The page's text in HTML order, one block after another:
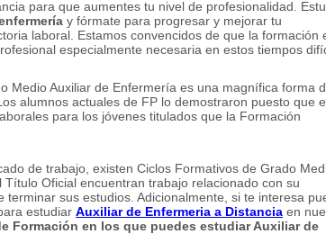
para que aumentes tu nivel de profesionalidad.
y fórmate para progresar y mejorar tu
laboral. Estamos convencidos de que la formación
especialmente necesaria en estos tiempos
Medio Auxiliar de Enfermería es una magnífica forma
alumnos actuales de FP lo demostraron puesto que
para los jóvenes titulados que la Formación
de trabajo, existen Ciclos Formativos de Grado
Oficial encuentran trabajo relacionado con su
terminar sus estudios. Adicionalmente, si te interesa
estudiar Auxiliar de Enfermeria a Distancia en
Formación en los que puedes estudiarAuxiliar de